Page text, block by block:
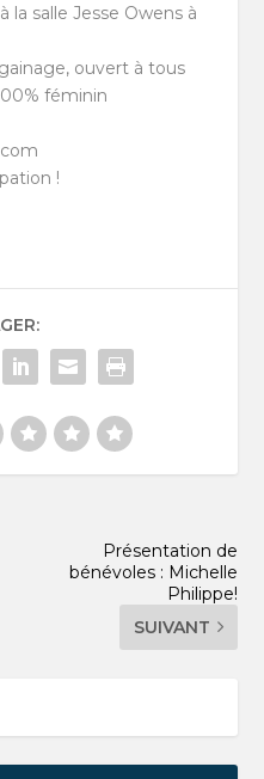
la salle Jesse Owens à
ouvert à tous
féminin
!
Présentation de
bénévoles : Michelle
Philippe!
SUIVANT